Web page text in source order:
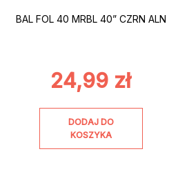
BAL FOL 40 MRBL 40” CZRN ALN
24,99 zł
DODAJ DO
KOSZYKA